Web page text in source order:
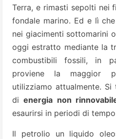
Terra, e rimasti sepolti nei
fondale marino. Ed e lì
nei giacimenti sottomarini
oggi estratto mediante la
combustibili fossili, in
proviene la maggior
utilizziamo attualmente.
dienergia non
esaurirsi in periodi di
Il petrolio un liquido